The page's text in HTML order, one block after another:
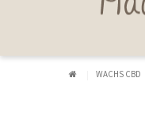
WACHS CBD